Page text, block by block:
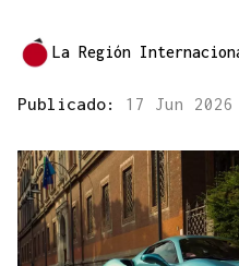
La Región
Publicado: 17 Jun